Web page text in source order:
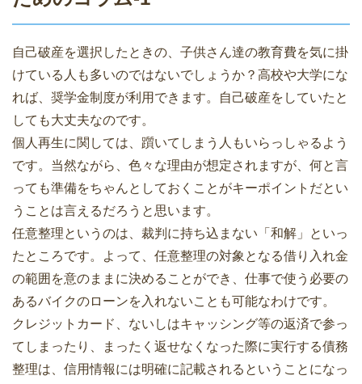
自己破産を選択したときの、子供さん達の教育費を気に掛
けている人も多いのではないでしょうか？高校や大学にな
れば、奨学金制度が利用できます。自己破産をしていたと
しても大丈夫なのです。
個人再生に関しては、躓いてしまう人もいらっしゃるよう
です。当然ながら、色々な理由が想定されますが、何と言
っても準備をちゃんとしておくことがキーポイントだとい
うことは言えるだろうと思います。
任意整理というのは、裁判に持ち込まない「和解」といっ
たところです。よって、任意整理の対象となる借り入れ金
の範囲を意のままに決めることができ、仕事で使う必要の
あるバイクのローンを入れないことも可能なわけです。
クレジットカード、ないしはキャッシング等の返済で参っ
てしまったり、まったく返せなくなった際に実行する債務
整理は、信用情報には明確に記載されるということになっ